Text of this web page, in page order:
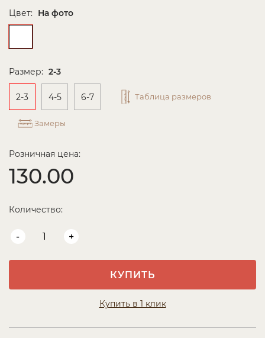
Цвет: На фото
Размер: 2-3
2-3 4-5 6-7 Таблица размеров
Замеры
Розничная цена:
130.00
Количество:
- +
КУПИТЬ
Купить в 1 клик